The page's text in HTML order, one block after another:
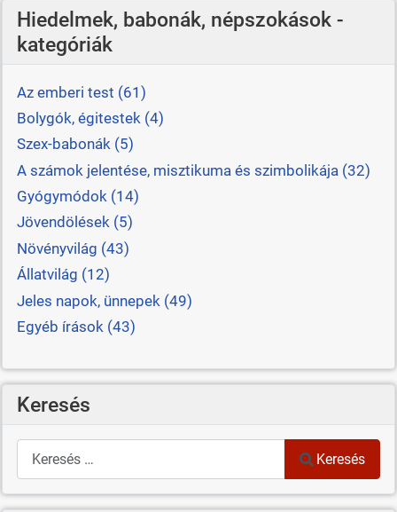
Hiedelmek, babonák, népszokások -
kategóriák
Az emberi test (61)
Bolygók, égitestek (4)
Szex-babonák (5)
A számok jelentése, misztikuma és szimbolikája (32)
Gyógymódok (14)
Jövendölések (5)
Növényvilág (43)
Állatvilág (12)
Jeles napok, ünnepek (49)
Egyéb írások (43)
Keresés
Keresés
Keresés